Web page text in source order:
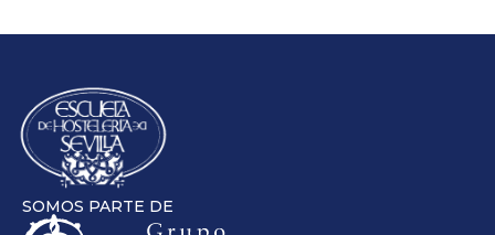
SOMOS PARTE DE